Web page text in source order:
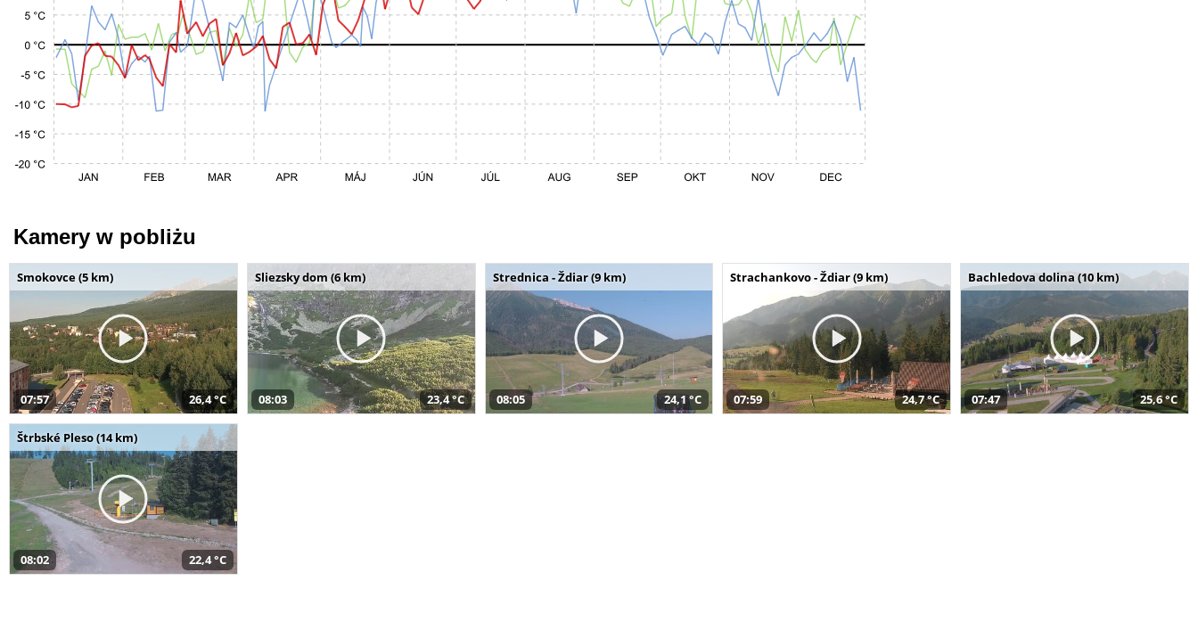
Kamery w pobliżu
Smokovce (5 km)
07:57 26,4 °C
Sliezsky dom (6 km)
08:03 23,4 °C
Strednica - Ždiar (9 km)
08:05 24,1 °C
Strachankovo - Ždiar (9 km)
07:59 24,7 °C
Bachledova dolina (10 km)
07:47 25,6 °C
Štrbské Pleso (14 km)
08:02 22,4 °C